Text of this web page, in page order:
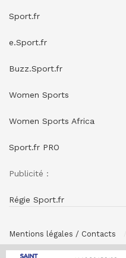
Sport.fr
e.Sport.fr
Buzz.Sport.fr
Women Sports
Women Sports Africa
Sport.fr PRO
Publicité :
Régie Sport.fr
Mentions légales / Contacts